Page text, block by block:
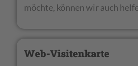
möchte, können wir auch
Web-Visitenkarte